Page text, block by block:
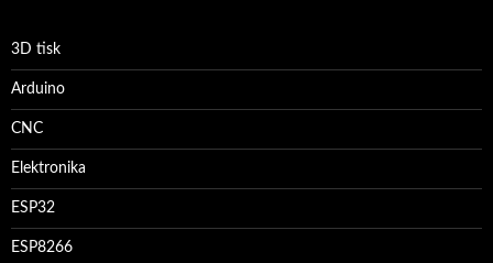
3D tisk
Arduino
CNC
Elektronika
ESP32
ESP8266